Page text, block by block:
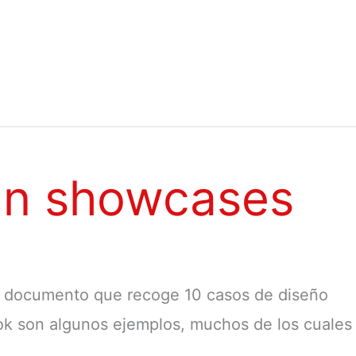
showcases
que recoge 10 casos de diseño
son algunos ejemplos, muchos de los cuales